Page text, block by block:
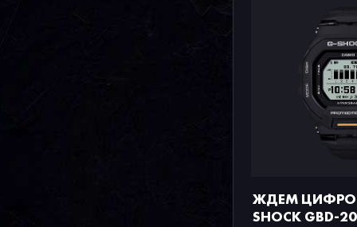
ЖДЕМ
SHOCK GBD-